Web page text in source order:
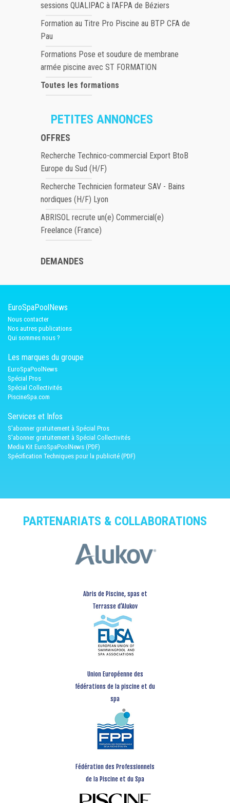
sessions QUALIPAC à l'AFPA de Béziers
Formation au Titre Pro Piscine au BTP CFA de
Pau
Formations Pose et soudure de membrane
armée piscine avec ST FORMATION
Toutes les formations
PETITES ANNONCES
OFFRES
Recherche Technico-commercial Export BtoB
Europe du Sud (H/F)
Recherche Technicien formateur SAV - Bains
nordiques (H/F) Lyon
ABRISOL recrute un(e) Commercial(e)
Freelance (France)
DEMANDES
EuroSpaPoolNews
Nous contacter
Nos autres publications
Qui sommes nous ?
Les marques du groupe
EuroSpaPoolNews
Spécial Pros
Spécial Collectivités
PiscineSpa.com
Services et Infos
S'abonner gratuitement à Spécial Pros
S'abonner gratuitement à Spécial Collectivités
Media Kit EuroSpaPoolNews (PDF)
Spécification Techniques pour la publicité (PDF)
PARTENARIATS & COLLABORATIONS
Abris de Piscine, spas et
Terrasse d’Alukov
Union Européenne des
fédérations de la piscine et du
spa
Fédération des Professionnels
de la Piscine et du Spa